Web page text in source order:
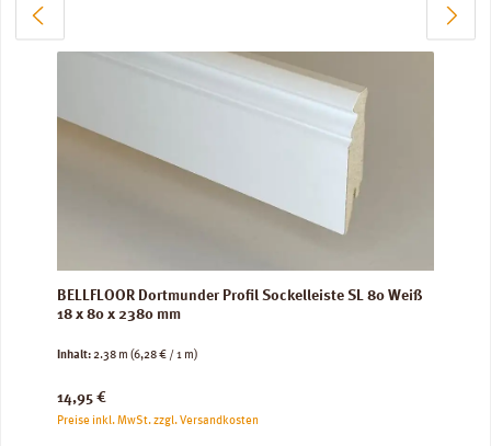
BELLFLOOR Dortmunder Profil Sockelleiste SL 80 Weiß
18 x 80 x 2380 mm
Inhalt:2.38 m (6,28 € / 1 m)
Regulärer Preis:
14,95 €
Preise inkl. MwSt. zzgl. Versandkosten